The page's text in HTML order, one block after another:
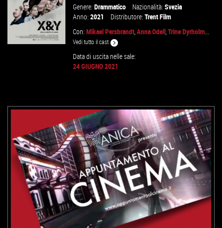
VAI ALLA SCHEDA
Genere:Drammatico Nazionalità:Svezia
Anno:2021 Distributore:Trent Film
Con:Mikael Persbrandt,Anna Odell,Trine Dyrholm...
Vedi tutto il cast
Data di uscita nelle sale:
24 GIUGNO 2021